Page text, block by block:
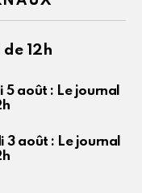
12h
5 août : Le journal
3 août : Le journal